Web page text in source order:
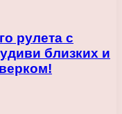
рулета с
близких и